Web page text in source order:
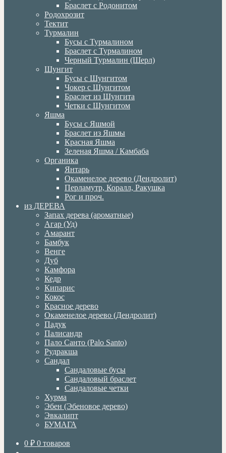
Браслет с Родонитом
Родохрозит
Тектит
Турмалин
Бусы с Турмалином
Браслет с Турмалином
Черный Турмалин (Шерл)
Шунгит
Бусы с Шунгитом
Чокер с Шунгитом
Браслет из Шунгита
Четки с Шунгитом
Яшма
Бусы с Яшмой
Браслет из Яшмы
Красная Яшма
Зеленая Яшма / Камбаба
Органика
Янтарь
Окаменелое дерево (Дендролит)
Перламутр, Коралл, Ракушка
Рог и проч.
из ДЕРЕВА
Запах дерева (ароматные)
Агар (Уд)
Амарант
Бамбук
Венге
Дуб
Камфора
Кедр
Кипарис
Кокос
Красное дерево
Окаменелое дерево (Дендролит)
Падук
Палисандр
Пало Санто (Palo Santo)
Рудракша
Сандал
Сандаловые бусы
Сандаловый браслет
Сандаловые четки
Хурма
Эбен (Эбеновое дерево)
Эвкалипт
БУМАГА
0 ₽ 0 товаров